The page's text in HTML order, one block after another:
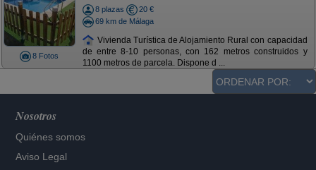
8 Fotos
8 plazas
20 €
69 km de Málaga
Vivienda Turística de Alojamiento Rural con capacidad
de entre 8-10 personas, con 162 metros construidos y
1100 metros de parcela. Dispone d ...
Nosotros
Quiénes somos
Aviso Legal